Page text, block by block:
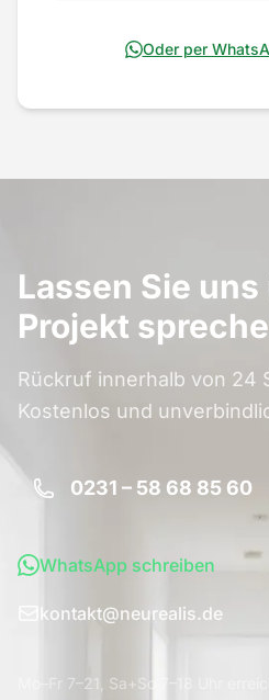
Oder per
Lassen Sie
Projekt
Rückruf innerhalb von 24
Kostenlos und
0231 – 58 68 85 60
WhatsApp schreiben
kontakt@neurealis.de
Mo–Fr 7–21, Sa+So 7–18 Uhr